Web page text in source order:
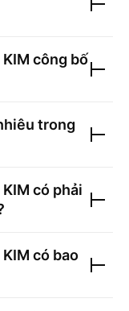
KIM công bố
trong
KIM có phải
KIM có bao